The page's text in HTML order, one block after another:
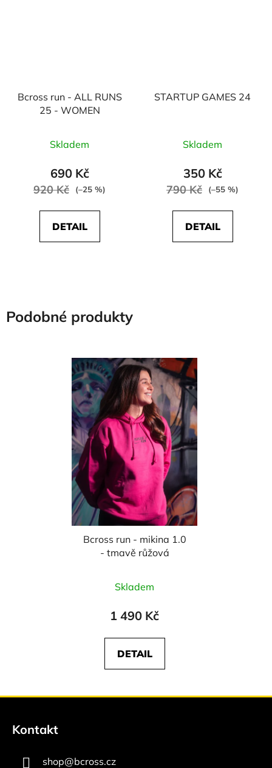
Bcross run - ALL RUNS
25 - WOMEN
Skladem
690 Kč
920 Kč (–25 %)
DETAIL
STARTUP GAMES 24
Skladem
350 Kč
790 Kč (–55 %)
DETAIL
Podobné produkty
Bcross run - mikina 1.0
- tmavě růžová
Skladem
1 490 Kč
DETAIL
Kontakt
shop@bcross.cz